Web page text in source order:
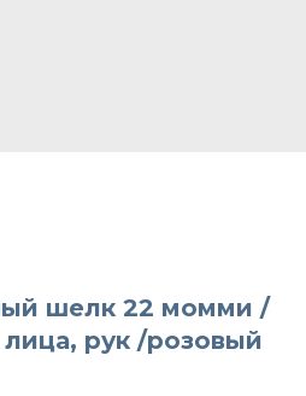
шелк 22 момми /
рук /розовый